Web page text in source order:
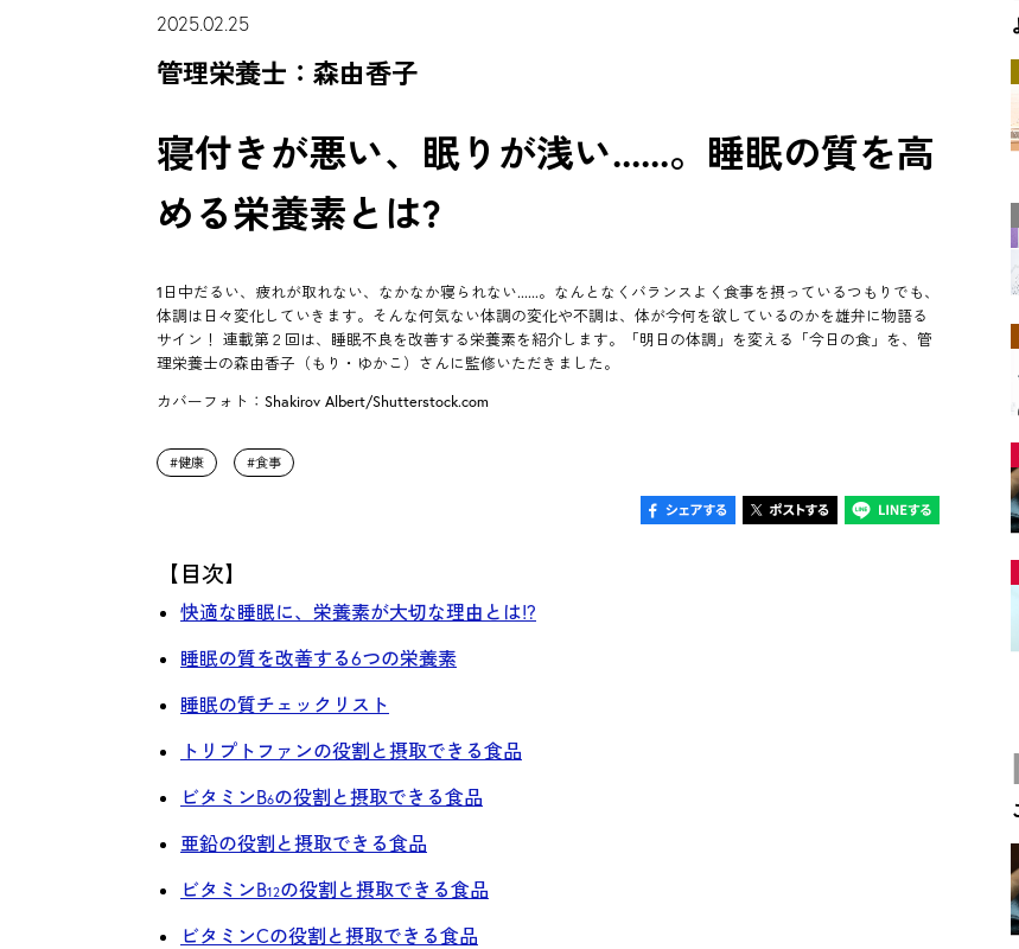
2025.02.25
管理栄養士：森由香子
寝付きが悪い、眠りが浅い......。睡眠の質を高
める栄養素とは?
1日中だるい、疲れが取れない、なかなか寝られない......。なんとなくバランスよく食事を摂っているつもりでも、
体調は日々変化していきます。そんな何気ない体調の変化や不調は、体が今何を欲しているのかを雄弁に物語る
サイン！ 連載第２回は、睡眠不良を改善する栄養素を紹介します。「明日の体調」を変える「今日の食」を、管
理栄養士の森由香子（もり・ゆかこ）さんに監修いただきました。
カバーフォト：Shakirov Albert/Shutterstock.com
健康 食事
【目次】
快適な睡眠に、栄養素が大切な理由とは!?
睡眠の質を改善する6つの栄養素
睡眠の質チェックリスト
トリプトファンの役割と摂取できる食品
ビタミンB6の役割と摂取できる食品
亜鉛の役割と摂取できる食品
ビタミンB12の役割と摂取できる食品
ビタミンCの役割と摂取できる食品